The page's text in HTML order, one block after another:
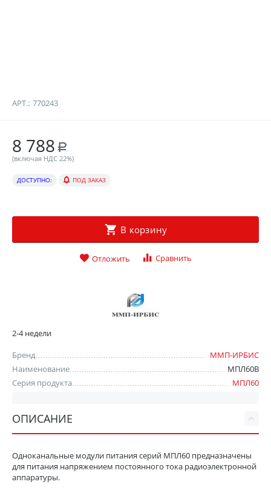
АРТ.: 770243
8 788 Р
(включая НДС 22%)
ДОСТУПНО: ПОД ЗАКАЗ
В корзину
Отложить Сравнить
2-4 недели
Бренд
ММП-ИРБИС
Наименование
МПЛ60В
Серия продукта
МПЛ60
ОПИСАНИЕ
Одноканальные модули питания серий МПЛ60 предназначены
для питания напряжением постоянного тока радиоэлектронной
аппаратуры.